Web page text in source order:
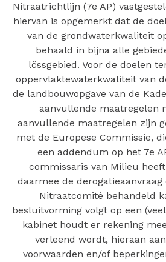
Nitraatrichtlijn (7e AP)
hiervan is opgemerkt dat de
van de grondwaterkwaliteit
behaald in bijna alle
lössgebied. Voor de doelen
oppervlaktewaterkwaliteit van
de landbouwopgave van de
aanvullende maatregelen
aanvullende maatregelen zijn
met de Europese Commissie,
een addendum op het 7e
commissaris van Milieu
daarmee de
Nitraatcomité behandeld
besluitvorming volgt op een
kabinet houdt er rekening
verleend wordt, hieraan
voorwaarden en/of